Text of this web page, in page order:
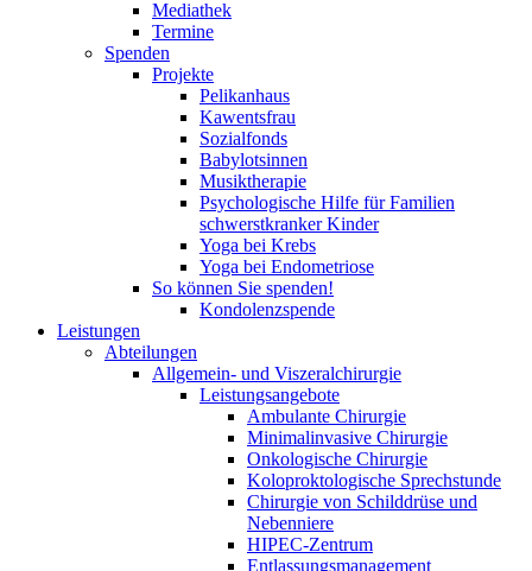
Mediathek
Termine
Spenden
Projekte
Pelikanhaus
Kawentsfrau
Sozialfonds
Babylotsinnen
Musiktherapie
Psychologische Hilfe für Familien
schwerstkranker Kinder
Yoga bei Krebs
Yoga bei Endometriose
So können Sie spenden!
Kondolenzspende
Leistungen
Abteilungen
Allgemein- und Viszeralchirurgie
Leistungsangebote
Ambulante Chirurgie
Minimalinvasive Chirurgie
Onkologische Chirurgie
Koloproktologische Sprechstunde
Chirurgie von Schilddrüse und
Nebenniere
HIPEC-Zentrum
Entlassungsmanagement